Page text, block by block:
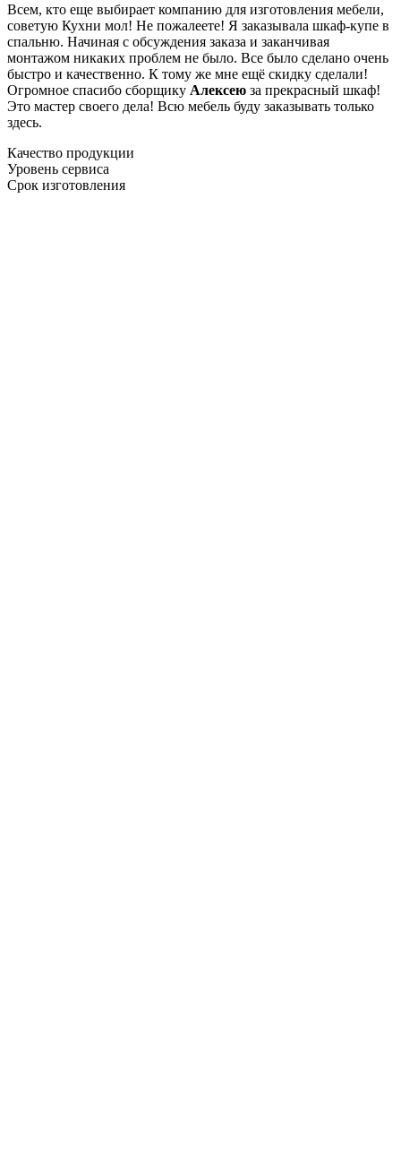
Всем, кто еще выбирает компанию для изготовления мебели,
советую Кухни мол! Не пожалеете! Я заказывала шкаф-купе в
спальню. Начиная с обсуждения заказа и заканчивая
монтажом никаких проблем не было. Все было сделано очень
быстро и качественно. К тому же мне ещё скидку сделали!
Огромное спасибо сборщику Алексею за прекрасный шкаф!
Это мастер своего дела! Всю мебель буду заказывать только
здесь.
Качество продукции
Уровень сервиса
Срок изготовления